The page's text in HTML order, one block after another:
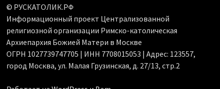
© РУСКАТОЛИК.РФ
Информационный проект Централизованной
религиозной организации Римско-католическая
Архиепархия Божией Матери в Москве
ОГРН 1027739747705 | ИНН 7708015053 | Адрес: 123557,
город Москва, ул. Малая Грузинская, д. 27/13, стр.2